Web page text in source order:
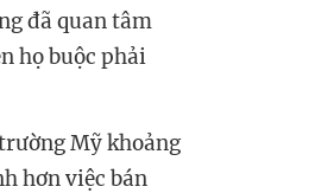
đã quan tâm
họ buộc phải
Mỹ khoảng
hơn việc bán